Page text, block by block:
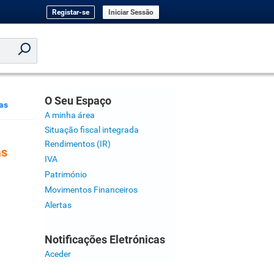
Registar-se Iniciar Sessão
O Seu Espaço
A minha área
Situação fiscal integrada
Rendimentos (IR)
IVA
Património
Movimentos Financeiros
Alertas
Notificações Eletrónicas
Aceder